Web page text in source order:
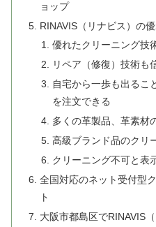
ョップ
RINAVIS（リナビス）の
優れたクリーニング技
リペア（修復）技術も
自宅から一歩も出るこ
を注文できる
多くの革製品、革素材
高級ブランド品のクリ
クリーニング不可と表
全国対応のネット受付型
ト
大阪市都島区でRINAVIS